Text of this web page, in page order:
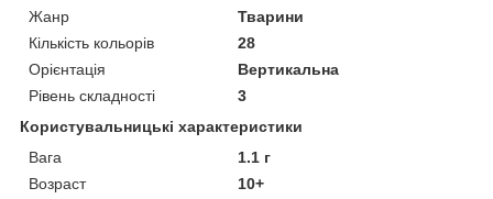
Жанр
Тварини
Кількість кольорів
28
Орієнтація
Вертикальна
Рівень складності
3
Користувальницькі характеристики
Вага
1.1 г
Возраст
10+